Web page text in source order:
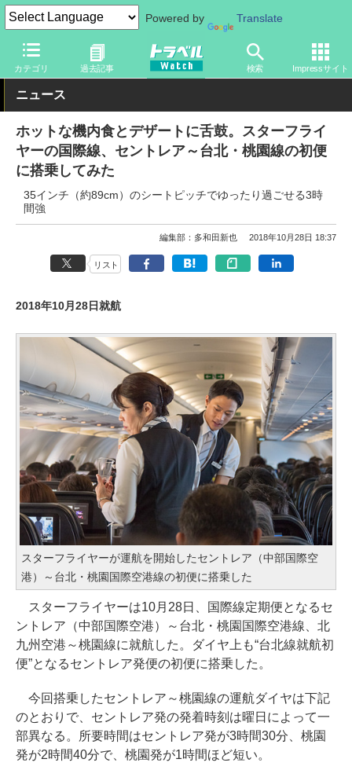
Powered by Translate
カテゴリ 過去記事 検索 Impressサイト
トラベル Watch 地域 海外旅行 台湾
ニュース
ホットな機内食とデザートに舌鼓。スターフライ
ヤーの国際線、セントレア～台北・桃園線の初便
に搭乗してみた
35インチ（約89cm）のシートピッチでゆったり過ごせる3時
間強
編集部：多和田新也 2018年10月28日 18:37
リスト
2018年10月28日就航
スターフライヤーが運航を開始したセントレア（中部国際空
港）～台北・桃園国際空港線の初便に搭乗した
スターフライヤーは10月28日、国際線定期便となるセ
ントレア（中部国際空港）～台北・桃園国際空港線、北
九州空港～桃園線に就航した。ダイヤ上も“台北線就航初
便”となるセントレア発便の初便に搭乗した。
今回搭乗したセントレア～桃園線の運航ダイヤは下記
のとおりで、セントレア発の発着時刻は曜日によって一
部異なる。所要時間はセントレア発が3時間30分、桃園
発が2時間40分で、桃園発が1時間ほど短い。